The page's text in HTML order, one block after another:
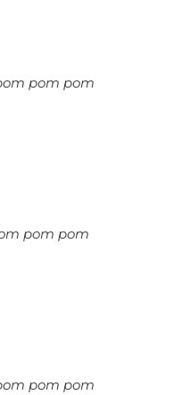
pom pom
pom pom
pom pom